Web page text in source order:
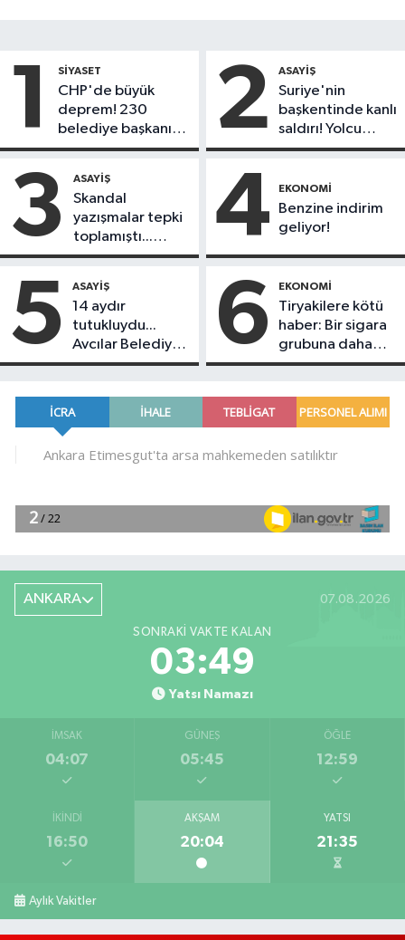
1 SIYASET
CHP'de büyük
deprem! 230
belediye başkanı
Yeni Parti'ye
2 ASAYIŞ
Suriye'nin
başkentinde kanlı
saldırı! Yolcu
otobüsünde çok
yaralı var
3 ASAYIŞ
Skandal
yazışmalar tepki
toplamıştı...
Koray Beşli
tutuklama kararı
geldi!
4 EKONOMI
Benzine indirim
geliyor!
5 ASAYIŞ
14 aydır
tutukluydu...
Avcılar Belediye
Başkanı Utku
tahliye edildi!
6 EKONOMI
Tiryakilere kötü
haber: Bir sigara
grubuna daha
zam geldi!
ANKARA 07.08.2026
SONRAKI VAKTE KALAN
03:47
Yatsı Namazı
İMSAK
04:07
GÜNEŞ
05:45
ÖĞLE
12:59
İKINDI
16:50
AKŞAM
20:04
YATSI
21:35
Aylık Vakitler